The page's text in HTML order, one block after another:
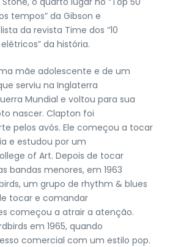
tempos” da Gibson e
da revista Time dos “10
da história.
mãe adolescente e de um
serviu na Inglaterra
Mundial e voltou para sua
nascer. Clapton foi
pelos avós. Ele começou a tocar
e estudou por um
of Art. Depois de tocar
bandas menores, em 1963
um grupo de rhythm & blues
tocar e comandar
começou a atrair a atenção.
em 1965, quando
comercial com um estilo pop.